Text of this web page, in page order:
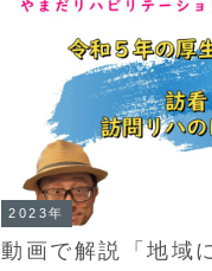
2023年
動画で解説「地域